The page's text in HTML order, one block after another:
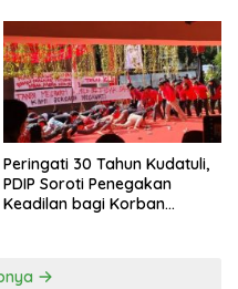
Peringati 30 Tahun Kudatuli,
PDIP Soroti Penegakan
Keadilan bagi Korban